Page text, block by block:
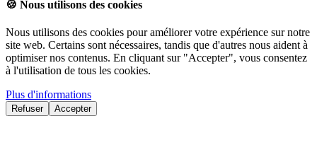
🍪 Nous utilisons des cookies
Nous utilisons des cookies pour améliorer votre expérience sur notre
site web. Certains sont nécessaires, tandis que d'autres nous aident à
optimiser nos contenus. En cliquant sur "Accepter", vous consentez
à l'utilisation de tous les cookies.
Plus d'informations
Refuser Accepter